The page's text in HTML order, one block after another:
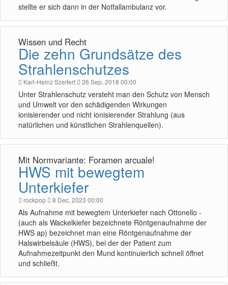
stellte er sich dann in der Notfallambulanz vor.
Wissen und Recht
Die zehn Grundsätze des
Strahlenschutzes
Karl-Heinz Szeifert 26 Sep, 2018 00:00
Unter Strahlenschutz versteht man den Schutz von Mensch
und Umwelt vor den schädigenden Wirkungen
ionisierender und nicht ionisierender Strahlung (aus
natürlichen und künstlichen Strahlenquellen).
Mit Normvariante: Foramen arcuale!
HWS mit bewegtem
Unterkiefer
rockpop 8 Dec, 2023 00:00
Als Aufnahme mit bewegtem Unterkiefer nach Ottonello -
(auch als Wackelkiefer bezeichnete Röntgenaufnahme der
HWS ap) bezeichnet man eine Röntgenaufnahme der
Halswirbelsäule (HWS), bei der der Patient zum
Aufnahmezeitpunkt den Mund kontinuierlich schnell öffnet
und schließt.